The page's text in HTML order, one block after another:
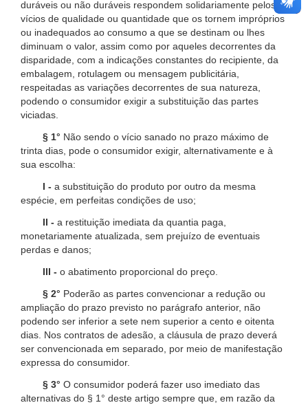
duráveis ou não duráveis respondem solidariamente pelos
vícios de qualidade ou quantidade que os tornem impróprios
ou inadequados ao consumo a que se destinam ou lhes
diminuam o valor, assim como por aqueles decorrentes da
disparidade, com a indicações constantes do recipiente, da
embalagem, rotulagem ou mensagem publicitária,
respeitadas as variações decorrentes de sua natureza,
podendo o consumidor exigir a substituição das partes
viciadas.
§ 1° Não sendo o vício sanado no prazo máximo de
trinta dias, pode o consumidor exigir, alternativamente e à
sua escolha:
I - a substituição do produto por outro da mesma
espécie, em perfeitas condições de uso;
II - a restituição imediata da quantia paga,
monetariamente atualizada, sem prejuízo de eventuais
perdas e danos;
III - o abatimento proporcional do preço.
§ 2° Poderão as partes convencionar a redução ou
ampliação do prazo previsto no parágrafo anterior, não
podendo ser inferior a sete nem superior a cento e oitenta
dias. Nos contratos de adesão, a cláusula de prazo deverá
ser convencionada em separado, por meio de manifestação
expressa do consumidor.
§ 3° O consumidor poderá fazer uso imediato das
alternativas do § 1° deste artigo sempre que, em razão da